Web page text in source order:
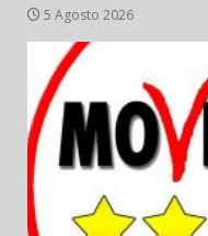
5 Agosto 2026